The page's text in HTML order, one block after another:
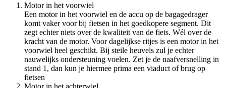
Motor in het voorwiel
Een motor in het voorwiel en de accu op de bagagedrager
komt vaker voor bij fietsen in het goedkopere segment. Dit
zegt echter niets over de kwaliteit van de fiets. Wél over de
kracht van de motor. Voor dagelijkse ritjes is een motor in het
voorwiel heel geschikt. Bij steile heuvels zul je echter
nauwelijks ondersteuning voelen. Zet je de naafversnelling in
stand 1, dan kun je hiermee prima een viaduct of brug op
fietsen
Motor in het achterwiel